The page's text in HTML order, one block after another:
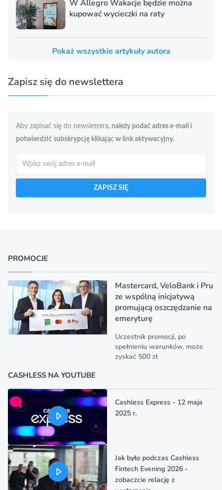
W Allegro Wakacje będzie można
kupować wycieczki na raty
Pokaż wszystkie artykuły autora
Zapisz się do newslettera
Aby zapisać się do newslettera, należy podać adres e-mail i
potwierdzić subskrypcję klikając w link aktywacyjny.
Szukaj
ZAPISZ SIĘ
PROMOCJE
Mastercard, VeloBank i Pru
ze wspólną inicjatywą
promującą oszczędzanie na
emeryturę
Uczestnik promocji, po
spełnieniu warunków, może
zyskać 500 zł
CASHLESS NA YOUTUBE
Cashless Express - 12 maja
2025 r.
Jak było podczas Cashless
Fintech Evening 2026 -
zobaczcie relację z